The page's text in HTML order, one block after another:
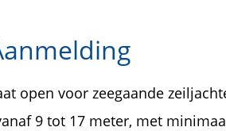
open voor zeegaande
9 tot 17 meter, met